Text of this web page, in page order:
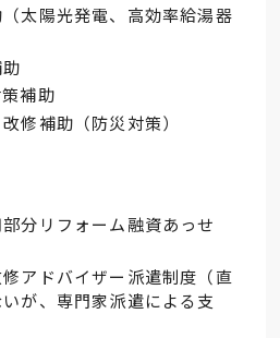
太陽光発電、高効率給湯器
補助
修補助（防災対策）
分リフォーム融資あっせ
アドバイザー派遣制度（直
が、専門家派遣による支